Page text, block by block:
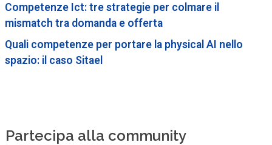
Competenze Ict: tre strategie per colmare il
mismatch tra domanda e offerta
Quali competenze per portare la physical AI nello
spazio: il caso Sitael
Partecipa alla community